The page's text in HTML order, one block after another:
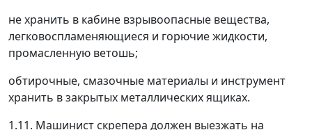
не хранить в кабине взрывоопасные вещества,
легковоспламеняющиеся и горючие жидкости,
промасленную ветошь;
обтирочные, смазочные материалы и инструмент
хранить в закрытых металлических ящиках.
1.11. Машинист скрепера должен выезжать на